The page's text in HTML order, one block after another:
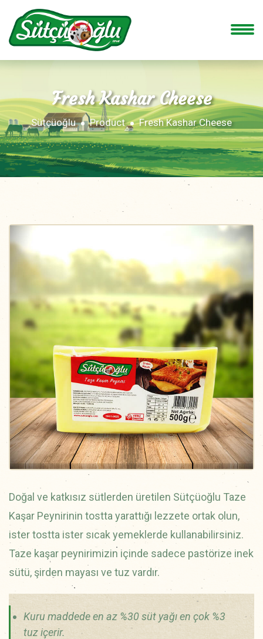
Fresh Kashar Cheese
Sütçüoğlu Product Fresh Kashar Cheese
Doğal ve katkısız sütlerden üretilen Sütçüoğlu Taze
Kaşar Peynirinin tostta yarattığı lezzete ortak olun,
ister tostta ister sıcak yemeklerde kullanabilirsiniz.
Taze kaşar peynirimizin içinde sadece pastörize inek
sütü, şirden mayası ve tuz vardır.
Kuru maddede en az %30 süt yağı en çok %3
tuz içerir.